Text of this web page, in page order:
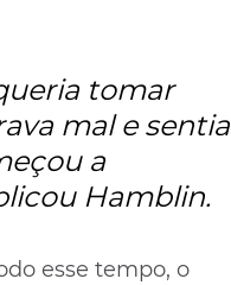
tomar
mal e sentia
a
Hamblin.
esse tempo, o